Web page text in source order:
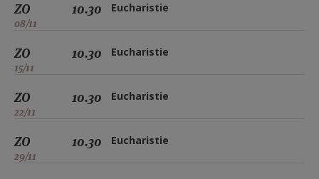
ZO
08/11
10.30 Eucharistie
ZO
15/11
10.30 Eucharistie
ZO
22/11
10.30 Eucharistie
ZO
29/11
10.30 Eucharistie